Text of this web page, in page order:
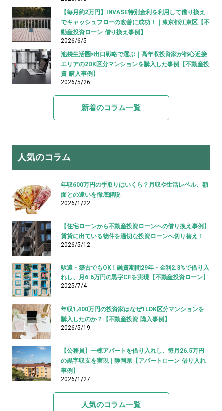
【毎月約2万円】INVASE特別金利を利用して借り換え
でキャッシュフローの改善に成功！｜東京都江東区【不
動産投資ローン 借り換え事例】
2026/6/5
池袋生活圏×出口戦略で選ぶ｜高年収投資家が都心近接
エリアの2DK区分マンションを購入した事例【不動産投
資 購入事例】
2026/5/26
新着のコラム一覧
人気のコラム
年収600万円の手取りはいくら？月収や生活レベル、額
面との違いを徹底解説
2026/1/22
【住宅ローンから不動産投資ローンへの借り換え事例】
賃貸に出ている物件を適切な投資ローンへ切り替え！
2026/5/12
駅遠・築古でもOK！融資期間29年・金利2.3%で借り入
れし、月6.6万円の黒字CFを実現【不動産投資ローン】
2025/7/4
年収1,400万円の投資家はなぜ1LDK区分マンションを
購入したのか？【不動産投資 購入事例】
2026/5/19
【公務員】一棟アパートを借り入れし、毎月26.5万円
の黒字収支を実現｜静岡県【アパートローン 借り入れ
事例】
2026/1/27
人気のコラム一覧